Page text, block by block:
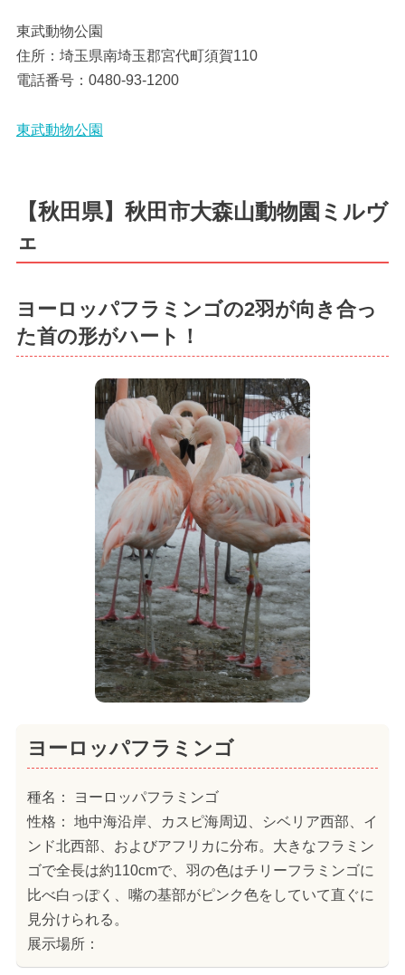
東武動物公園
住所：埼玉県南埼玉郡宮代町須賀110
電話番号：0480-93-1200
東武動物公園
【秋田県】秋田市大森山動物園ミルヴ
ェ
ヨーロッパフラミンゴの2羽が向き合っ
た首の形がハート！
ヨーロッパフラミンゴ
種名： ヨーロッパフラミンゴ
性格： 地中海沿岸、カスピ海周辺、シベリア西部、イ
ンド北西部、およびアフリカに分布。大きなフラミン
ゴで全長は約110cmで、羽の色はチリーフラミンゴに
比べ白っぽく、嘴の基部がピンク色をしていて直ぐに
見分けられる。
展示場所：